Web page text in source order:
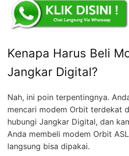
Kenapa Harus Beli
Jangkar Digital?
Nah, ini poin terpentingnya.
mencari modem Orbit terdekat
hubungi Jangkar Digital, dan
Anda membeli modem Orbit
langsung bisa dipakai.